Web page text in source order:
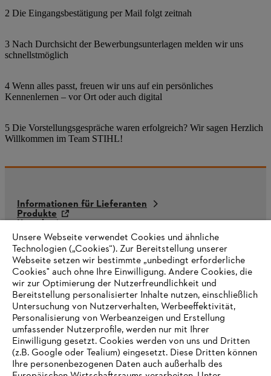
2 Die Eingangsbestätigung per Mail folgt zeitnah
3 Nach Durchsicht der Bewerbungsunterlagen melden wir uns
schnellstmöglich
4 Wenn alles passt, freuen wir uns auf ein persönliches
Kennenlernen – vor Ort oder auch digital
5 Die Vorstellungsgespräche waren erfolgreich? Wir sagen Herzlich
Willkommen im Team STIHL!
Informationen für Lieferanten
Produkte
Kontakt
Karriere
Hinweisgebersystem
Unsere Webseite verwendet Cookies und ähnliche
Technologien („Cookies“). Zur Bereitstellung unserer
Webseite setzen wir bestimmte „unbedingt erforderliche
Cookies" auch ohne Ihre Einwilligung. Andere Cookies, die
wir zur Optimierung der Nutzerfreundlichkeit und
Bereitstellung personalisierter Inhalte nutzen, einschließlich
Untersuchung von Nutzerverhalten, Werbeeffektivität,
Personalisierung von Werbeanzeigen und Erstellung
umfassender Nutzerprofile, werden nur mit Ihrer
Einwilligung gesetzt. Cookies werden von uns und Dritten
(z.B. Google oder Tealium) eingesetzt. Diese Dritten können
Ihre personenbezogenen Daten auch außerhalb des